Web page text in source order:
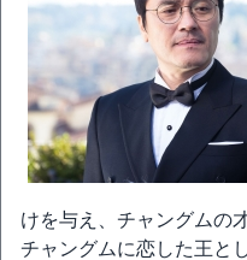
けを与え、チャングムの
チャングムに恋した王と